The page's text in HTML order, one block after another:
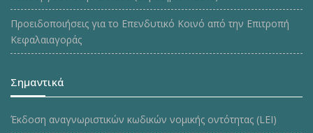
Προειδοποιήσεις για το Επενδυτικό Κοινό από την Επιτροπή
Κεφαλαιαγοράς
Σημαντικά
Έκδοση αναγνωριστικών κωδικών νομικής οντότητας (LEI)